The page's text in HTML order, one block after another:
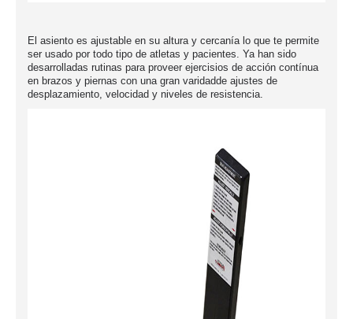
El asiento es ajustable en su altura y cercanía lo que te permite
ser usado por todo tipo de atletas y pacientes. Ya han sido
desarrolladas rutinas para proveer ejercisios de acción contínua
en brazos y piernas con una gran varidadde ajustes de
desplazamiento, velocidad y niveles de resistencia.